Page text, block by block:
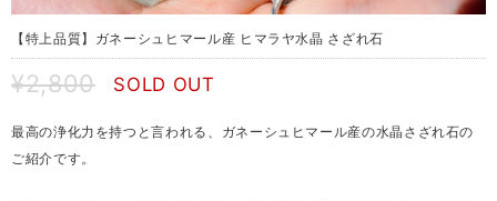
【特上品質】ガネーシュヒマール産 ヒマラヤ水晶 さざれ石
¥2,800 SOLD OUT
最高の浄化力を持つと言われる、ガネーシュヒマール産の水晶さざれ石の
ご紹介です。